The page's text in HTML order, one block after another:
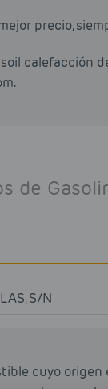
precio,
calefacción
de
S/N
cuyo